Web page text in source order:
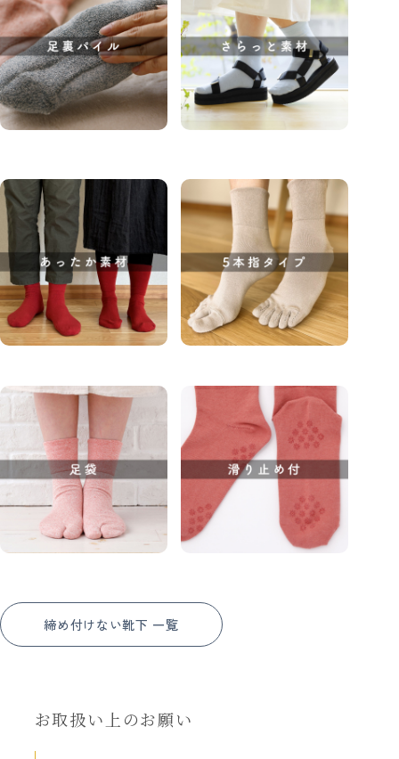
締め付けない靴下 一覧
お取扱い上のお願い